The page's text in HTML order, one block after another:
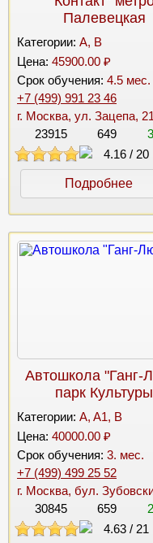
Палевецкая
Категории: A, B
Цена: 45900.00 ₽
Срок обучения: 4.5 мес.
+7 (499) 991 23 46
г. Москва, ул. Зацепа, 21
23915
649 3
4.16 / 20
Подробнее
Автошкола "Ганг-
парк Культуры
Категории: A, A1, B
Цена: 40000.00 ₽
Срок обучения: 3. мес.
+7 (499) 499 25 52
г. Москва, бул.
30845
659 2
4.63 / 21